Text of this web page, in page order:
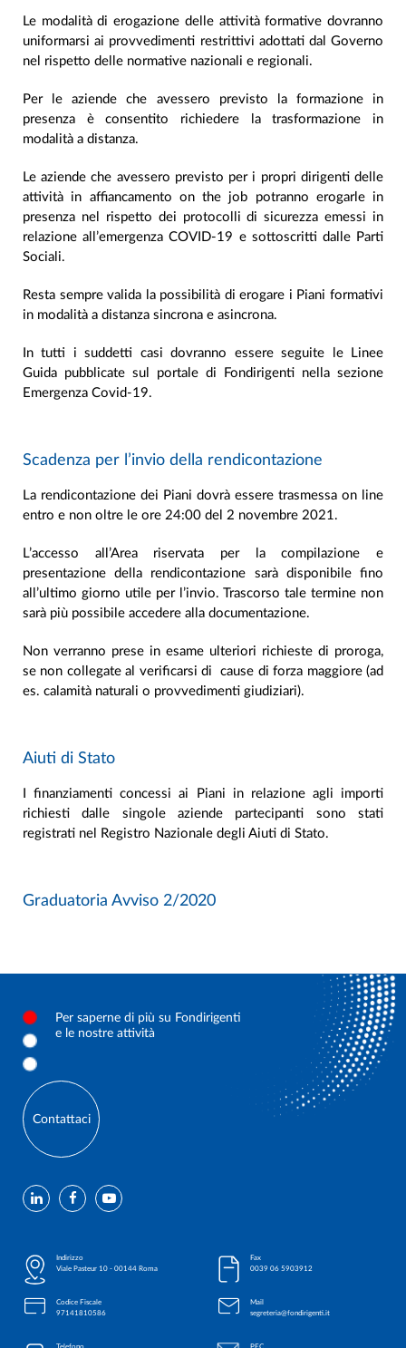
Le modalità di erogazione delle attività formative dovranno
uniformarsi ai provvedimenti restrittivi adottati dal Governo
nel rispetto delle normative nazionali e regionali.
Per le aziende che avessero previsto la formazione in
presenza è consentito richiedere la trasformazione in
modalità a distanza.
Le aziende che avessero previsto per i propri dirigenti delle
attività in affiancamento on the job potranno erogarle in
presenza nel rispetto dei protocolli di sicurezza emessi in
relazione all’emergenza COVID-19 e sottoscritti dalle Parti
Sociali.
Resta sempre valida la possibilità di erogare i Piani formativi
in modalità a distanza sincrona e asincrona.
In tutti i suddetti casi dovranno essere seguite le Linee
Guida pubblicate sul portale di Fondirigenti nella sezione
Emergenza Covid-19.
Scadenza per l’invio della rendicontazione
La rendicontazione dei Piani dovrà essere trasmessa on line
entro e non oltre le ore 24:00 del 2 novembre 2021.
L’accesso all’Area riservata per la compilazione e
presentazione della rendicontazione sarà disponibile fino
all’ultimo giorno utile per l’invio. Trascorso tale termine non
sarà più possibile accedere alla documentazione.
Non verranno prese in esame ulteriori richieste di proroga,
se non collegate al verificarsi di cause di forza maggiore (ad
es. calamità naturali o provvedimenti giudiziari).
Aiuti di Stato
I finanziamenti concessi ai Piani in relazione agli importi
richiesti dalle singole aziende partecipanti sono stati
registrati nel Registro Nazionale degli Aiuti di Stato.
Graduatoria Avviso 2/2020
Per saperne di più su Fondirigenti
e le nostre attività
Contattaci
Indirizzo
Viale Pasteur 10 - 00144 Roma
Codice Fiscale
97141810586
Fax
0039 06 5903912
Mail
segreteria@fondirigenti.it